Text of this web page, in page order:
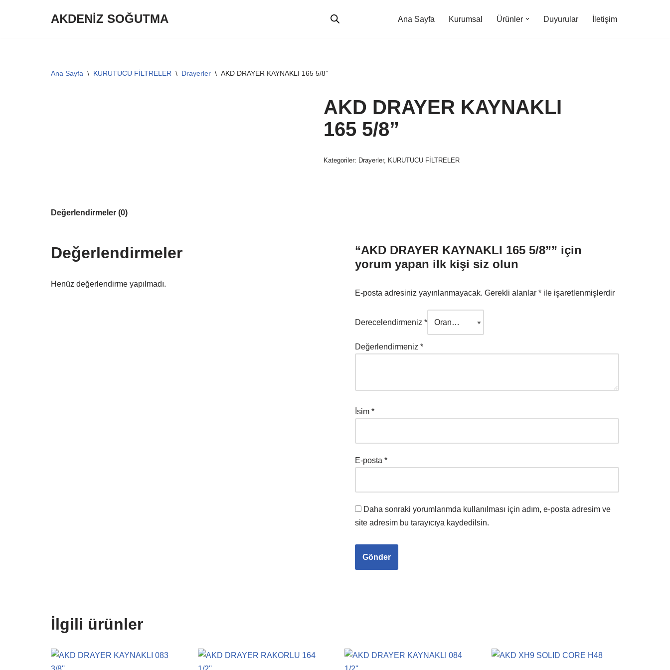
AKDENİZ SOĞUTMA Ana Sayfa Kurumsal Ürünler Duyurular İletişim
Ana Sayfa \ KURUTUCU FİLTRELER \ Drayerler \ AKD DRAYER KAYNAKLI 165 5/8”
AKD DRAYER KAYNAKLI
165 5/8”
Kategoriler: Drayerler, KURUTUCU FİLTRELER
Değerlendirmeler (0)
Değerlendirmeler
Henüz değerlendirme yapılmadı.
“AKD DRAYER KAYNAKLI 165 5/8”” için
yorum yapan ilk kişi siz olun
E-posta adresiniz yayınlanmayacak. Gerekli alanlar * ile işaretlenmişlerdir
Derecelendirmeniz *
Değerlendirmeniz *
İsim *
E-posta *
Daha sonraki yorumlarımda kullanılması için adım, e-posta adresim ve
site adresim bu tarayıcıya kaydedilsin.
İlgili ürünler